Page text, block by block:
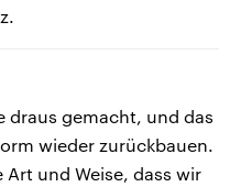
draus gemacht, und das
wieder zurückbauen.
und Weise, dass wir